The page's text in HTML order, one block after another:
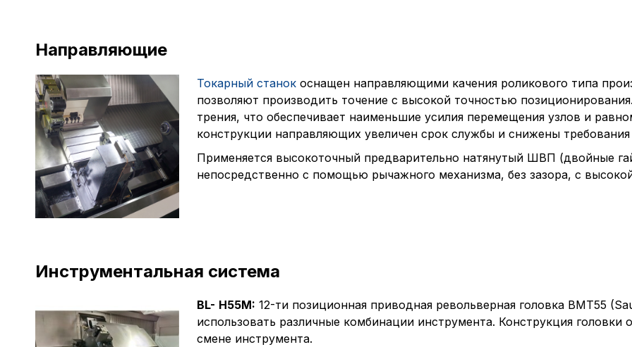
Направляющие
Токарный станокоснащен направляющими качения роликового типа
позволяют производить точение с высокой точностью
трения, что обеспечивает наименьшие усилия перемещения узлов и
конструкции направляющих увеличен срок службы и снижены
Применяется высокоточный предварительно натянутый ШВП (двойные
непосредственно с помощью рычажного механизма, без зазора, с
Инструментальная система
BL- H55M: 12-ти позиционная приводная револьверная головка BMT55
использовать различные комбинации инструмента. Конструкция
смене инструмента.